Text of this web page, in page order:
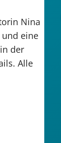
Nina
und eine
der
Alle